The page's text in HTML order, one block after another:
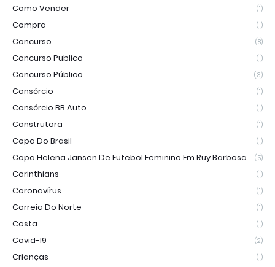
Como Vender (1)
Compra (1)
Concurso (8)
Concurso Publico (1)
Concurso Público (3)
Consórcio (1)
Consórcio BB Auto (1)
Construtora (1)
Copa Do Brasil (1)
Copa Helena Jansen De Futebol Feminino Em Ruy Barbosa (5)
Corinthians (1)
Coronavírus (1)
Correia Do Norte (1)
Costa (1)
Covid-19 (2)
Crianças (1)